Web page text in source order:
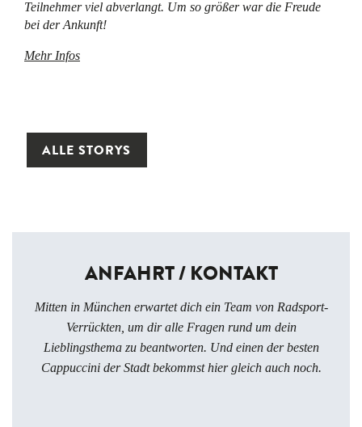
Teilnehmer viel abverlangt. Um so größer war die Freude
bei der Ankunft!
Mehr Infos
ALLE STORYS
ANFAHRT / KONTAKT
Mitten in München erwartet dich ein Team von Radsport-
Verrückten, um dir alle Fragen rund um dein
Lieblingsthema zu beantworten. Und einen der besten
Cappuccini der Stadt bekommst hier gleich auch noch.